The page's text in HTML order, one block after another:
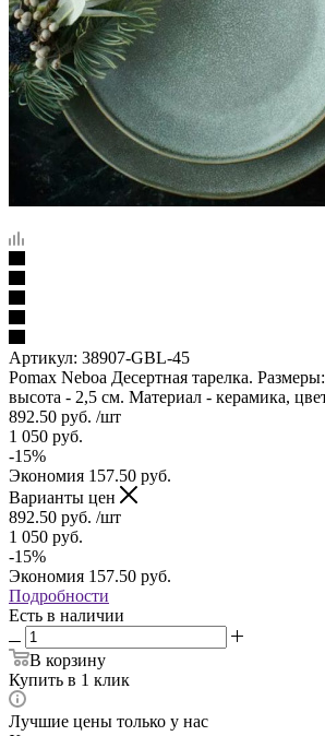
Артикул: 38907-GBL-45
Pomax Neboa Десертная тарелка.
высота - 2,5 см. Материал - керамика,
892.50 руб. /шт
1 050 руб.
-15%
Экономия 157.50 руб.
Варианты цен
892.50 руб. /шт
1 050 руб.
-15%
Экономия 157.50 руб.
Подробности
Есть в наличии
В корзину
Купить в 1 клик
Лучшие цены только у нас